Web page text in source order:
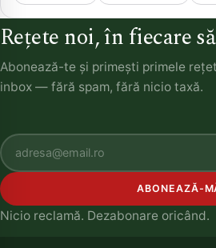
Rețete noi, în fiecare
Abonează-te și primești primele
inbox — fără spam, fără nicio taxă.
ABONEAZĂ-
Nicio reclamă. Dezabonare oricând.